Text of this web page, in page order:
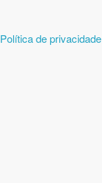
Política de privacidade